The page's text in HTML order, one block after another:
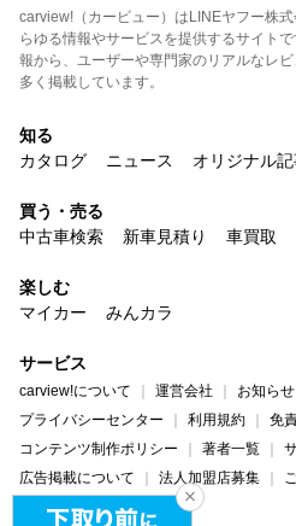
carview!（カービュー）はLINEヤフー株
らゆる情報やサービスを提供するサイト
報から、ユーザーや専門家のリアルなレ
多く掲載しています。
知る
カタログ
ニュース オリジナル
買う・売る
中古車検索
新車見積り 車買取
楽しむ
マイカー
みんカラ
サービス
carview!について 運営会社 お知らせ
プライバシーセンター
利用規約
免
コンテンツ制作ポリシー
著者一覧
広告掲載について
法人加盟店募集
ヘルプ・お問い合わせ